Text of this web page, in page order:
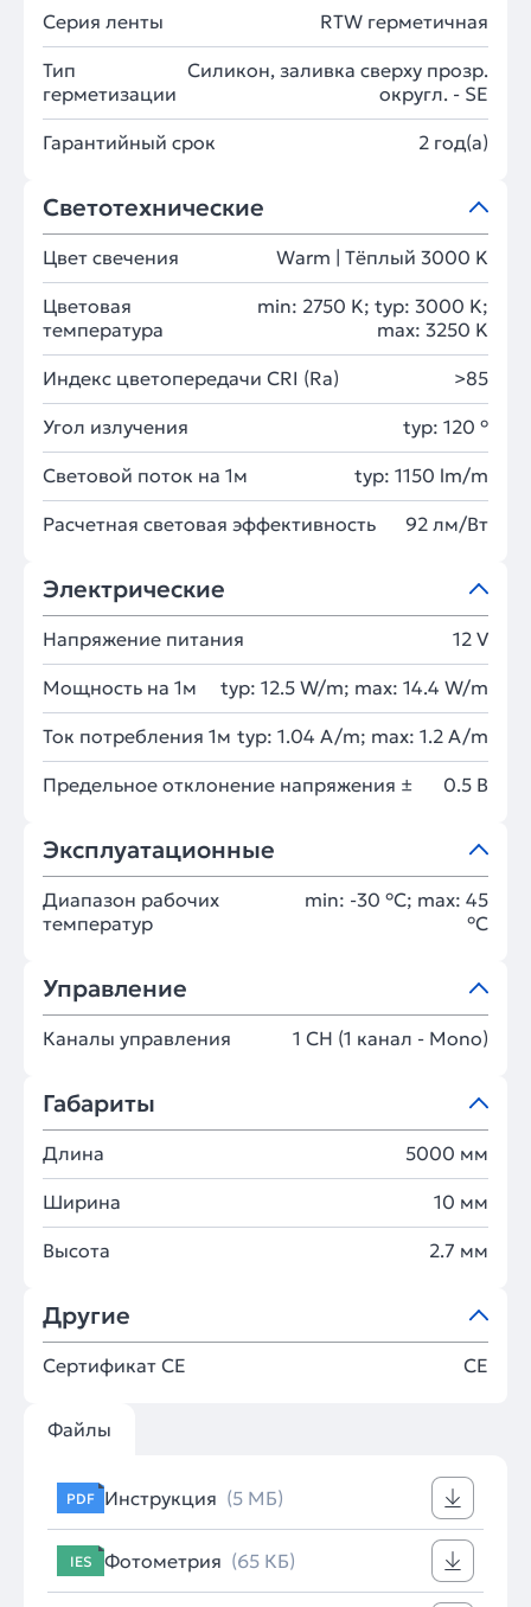
Серия ленты RTW герметичная
Тип
герметизации
Силикон, заливка сверху прозр.
округл. - SE
Гарантийный срок 2 год(а)
Светотехнические
Цвет свечения Warm | Тёплый 3000 K
Цветовая
температура
min: 2750 K; typ: 3000 K;
max: 3250 K
Индекс цветопередачи CRI (Ra) >85
Угол излучения typ: 120 °
Световой поток на 1м typ: 1150 lm/m
Расчетная световая эффективность 92 лм/Вт
Электрические
Напряжение питания 12 V
Мощность на 1м typ: 12.5 W/m; max: 14.4 W/m
Ток потребления 1м typ: 1.04 A/m; max: 1.2 A/m
Предельное отклонение напряжения ± 0.5 В
Эксплуатационные
Диапазон рабочих
температур
min: -30 °C; max: 45
°C
Управление
Каналы управления 1 CH (1 канал - Mono)
Габариты
Длина 5000 мм
Ширина 10 мм
Высота 2.7 мм
Другие
Сертификат CE CE
Файлы
PDF Инструкция (5 МБ)
IES Фотометрия (65 КБ)